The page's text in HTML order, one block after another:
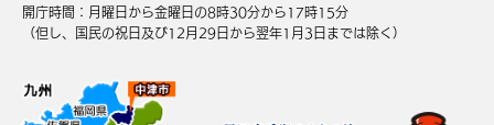
開庁時間：月曜日から金曜日の8時30分から17時15分
（但し、国民の祝日及び12月29日から翌年1月3日までは除く）